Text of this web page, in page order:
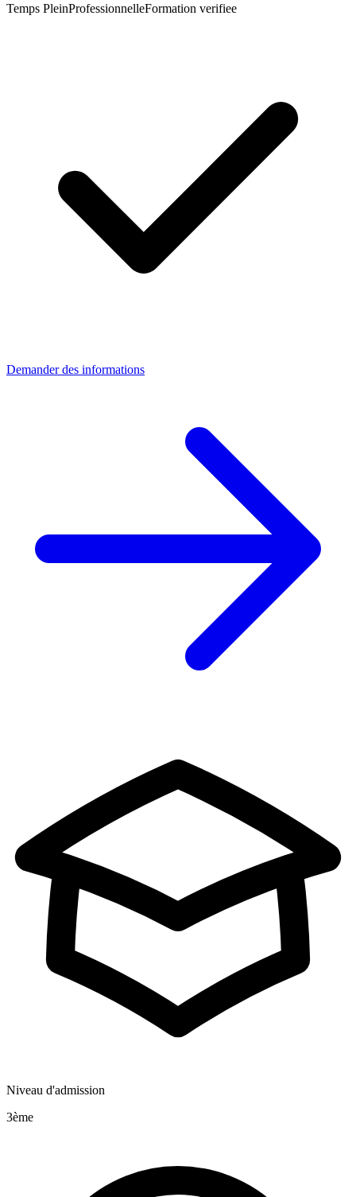
Temps PleinProfessionnelleFormation verifiee
Demander des informations
Niveau d'admission
3ème